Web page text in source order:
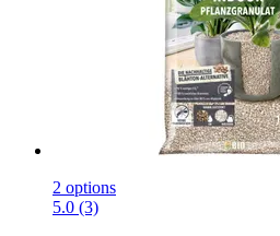
2 options
5.0 (3)